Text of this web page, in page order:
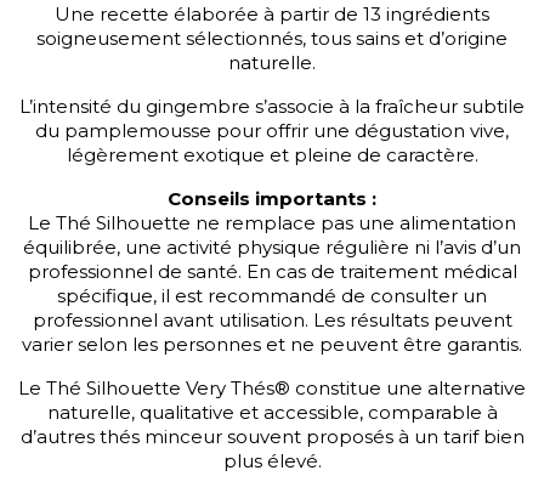
Une recette élaborée à partir de 13 ingrédients
soigneusement sélectionnés, tous sains et d’origine
naturelle.
L’intensité du gingembre s’associe à la fraîcheur subtile
du pamplemousse pour offrir une dégustation vive,
légèrement exotique et pleine de caractère.
Conseils importants :
Le Thé Silhouette ne remplace pas une alimentation
équilibrée, une activité physique régulière ni l’avis d’un
professionnel de santé. En cas de traitement médical
spécifique, il est recommandé de consulter un
professionnel avant utilisation. Les résultats peuvent
varier selon les personnes et ne peuvent être garantis.
Le Thé Silhouette Very Thés® constitue une alternative
naturelle, qualitative et accessible, comparable à
d’autres thés minceur souvent proposés à un tarif bien
plus élevé.